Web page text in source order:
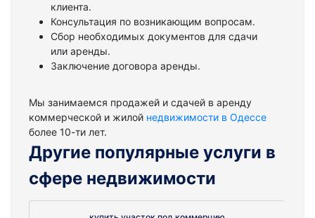
клиента.
Консультация по возникающим вопросам.
Сбор необходимых документов для сдачи
или аренды.
Заключение договора аренды.
Мы занимаемся продажей и сдачей в аренду
коммерческой и жилой недвижимости в Одессе
более 10-ти лет.
Другие популярные услуги в
сфере недвижимости